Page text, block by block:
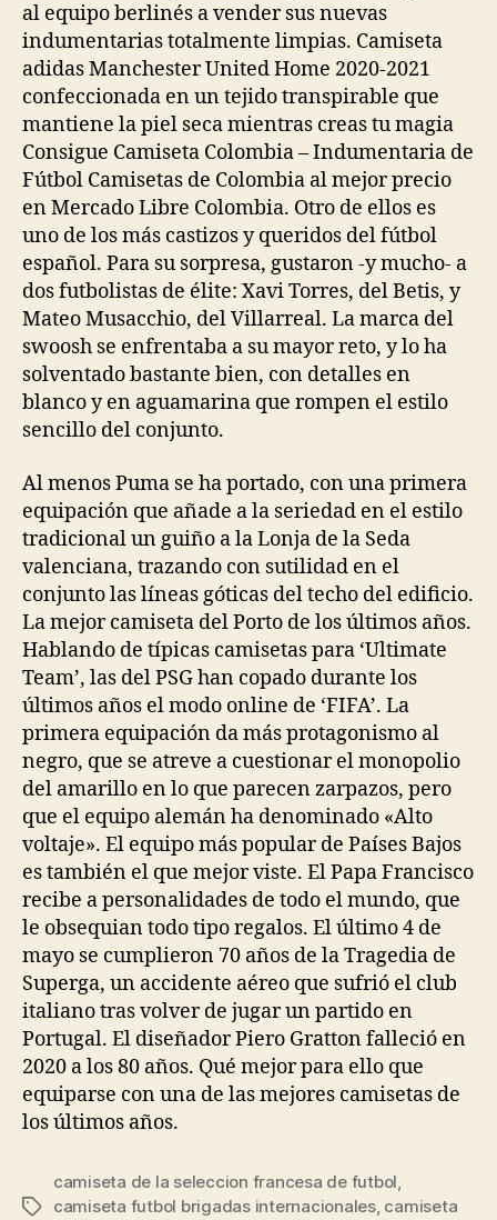
al equipo berlinés a vender sus nuevas
indumentarias totalmente limpias. Camiseta
adidas Manchester United Home 2020-2021
confeccionada en un tejido transpirable que
mantiene la piel seca mientras creas tu magia
Consigue Camiseta Colombia – Indumentaria de
Fútbol Camisetas de Colombia al mejor precio
en Mercado Libre Colombia. Otro de ellos es
uno de los más castizos y queridos del fútbol
español. Para su sorpresa, gustaron -y mucho- a
dos futbolistas de élite: Xavi Torres, del Betis, y
Mateo Musacchio, del Villarreal. La marca del
swoosh se enfrentaba a su mayor reto, y lo ha
solventado bastante bien, con detalles en
blanco y en aguamarina que rompen el estilo
sencillo del conjunto.
Al menos Puma se ha portado, con una primera
equipación que añade a la seriedad en el estilo
tradicional un guiño a la Lonja de la Seda
valenciana, trazando con sutilidad en el
conjunto las líneas góticas del techo del edificio.
La mejor camiseta del Porto de los últimos años.
Hablando de típicas camisetas para ‘Ultimate
Team’, las del PSG han copado durante los
últimos años el modo online de ‘FIFA’. La
primera equipación da más protagonismo al
negro, que se atreve a cuestionar el monopolio
del amarillo en lo que parecen zarpazos, pero
que el equipo alemán ha denominado «Alto
voltaje». El equipo más popular de Países Bajos
es también el que mejor viste. El Papa Francisco
recibe a personalidades de todo el mundo, que
le obsequian todo tipo regalos. El último 4 de
mayo se cumplieron 70 años de la Tragedia de
Superga, un accidente aéreo que sufrió el club
italiano tras volver de jugar un partido en
Portugal. El diseñador Piero Gratton falleció en
2020 a los 80 años. Qué mejor para ello que
equiparse con una de las mejores camisetas de
los últimos años.
Etiquetas
camiseta de la seleccion francesa de futbol
camiseta futbol brigadas internacionales, camiseta